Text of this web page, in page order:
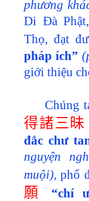
phương
Di Đà
Thọ, đạt
pháp ích”
giới thiệu
Chúng
得諸三昧
đắc chư
nguyện
muội), phổ
願
“chí